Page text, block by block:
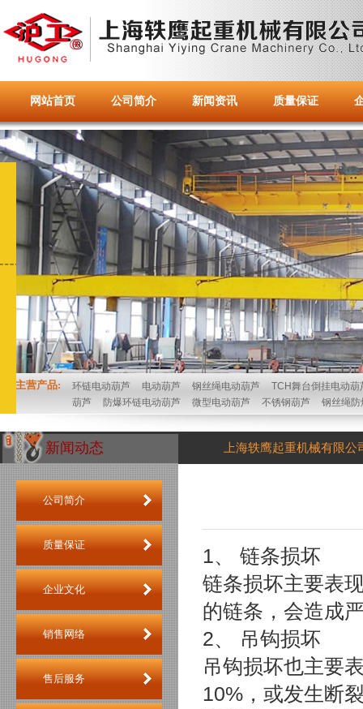
网站首页 公司简介 新闻资讯 质量保证
主营产品: 环链电动葫芦 电动葫芦 钢丝绳电动葫芦
TCH舞台倒挂电动葫
葫芦
防爆环链电动葫芦 微型电动葫芦 不锈钢葫芦 钢丝绳防
新闻动态
公司简介
质量保证
企业文化
销售网络
售后服务
上海轶鹰起重机械有限公
1、 链条损坏
链条损坏主要表
的链条，会造成
2、 吊钩损坏
吊钩损坏也主要
10%，或发生断